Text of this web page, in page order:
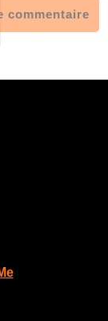
commentaire